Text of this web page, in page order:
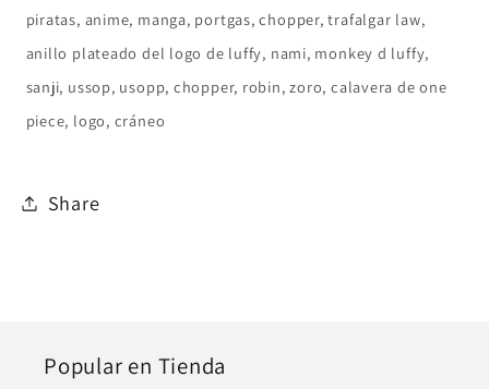
piratas, anime, manga, portgas, chopper, trafalgar law,
anillo plateado del logo de luffy, nami, monkey d luffy,
sanji, ussop, usopp, chopper, robin, zoro, calavera de one
piece, logo, cráneo
Share
Popular en Tienda